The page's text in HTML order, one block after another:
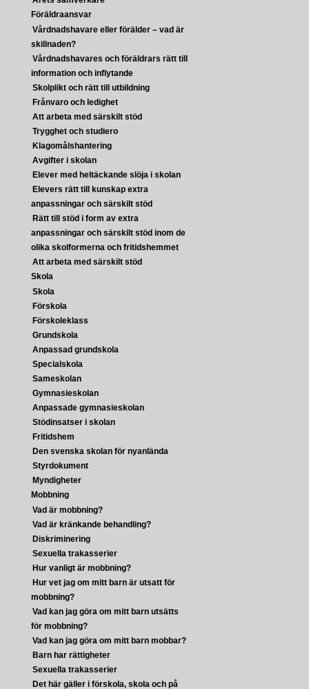
Föräldraansvar
Vårdnadshavare eller förälder – vad är
skillnaden?
Vårdnadshavares och föräldrars rätt till
information och inflytande
Skolplikt och rätt till utbildning
Frånvaro och ledighet
Att arbeta med särskilt stöd
Trygghet och studiero
Klagomålshantering
Avgifter i skolan
Elever med heltäckande slöja i skolan
Elevers rätt till kunskap extra
anpassningar och särskilt stöd
Rätt till stöd i form av extra
anpassningar och särskilt stöd inom de
olika skolformerna och fritidshemmet
Att arbeta med särskilt stöd
Skola
Skola
Förskola
Förskoleklass
Grundskola
Anpassad grundskola
Specialskola
Sameskolan
Gymnasieskolan
Anpassade gymnasieskolan
Stödinsatser i skolan
Fritidshem
Den svenska skolan för nyanlända
Styrdokument
Myndigheter
Mobbning
Vad är mobbning?
Vad är kränkande behandling?
Diskriminering
Sexuella trakasserier
Hur vanligt är mobbning?
Hur vet jag om mitt barn är utsatt för
mobbning?
Vad kan jag göra om mitt barn utsätts
för mobbning?
Vad kan jag göra om mitt barn mobbar?
Barn har rättigheter
Sexuella trakasserier
Det här gäller i förskola, skola och på